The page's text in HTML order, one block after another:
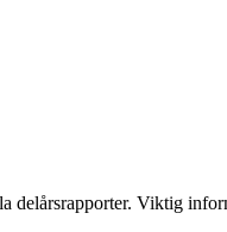
delårsrapporter. Viktig